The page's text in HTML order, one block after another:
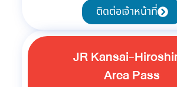
ติดต่อเจ้าหน้าที่
JR Kansai-
Area Pass